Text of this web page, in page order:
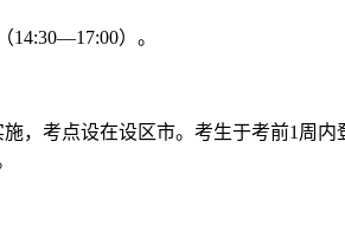
14:30—17:00）。
，考点设在设区市。考生于考前1周内